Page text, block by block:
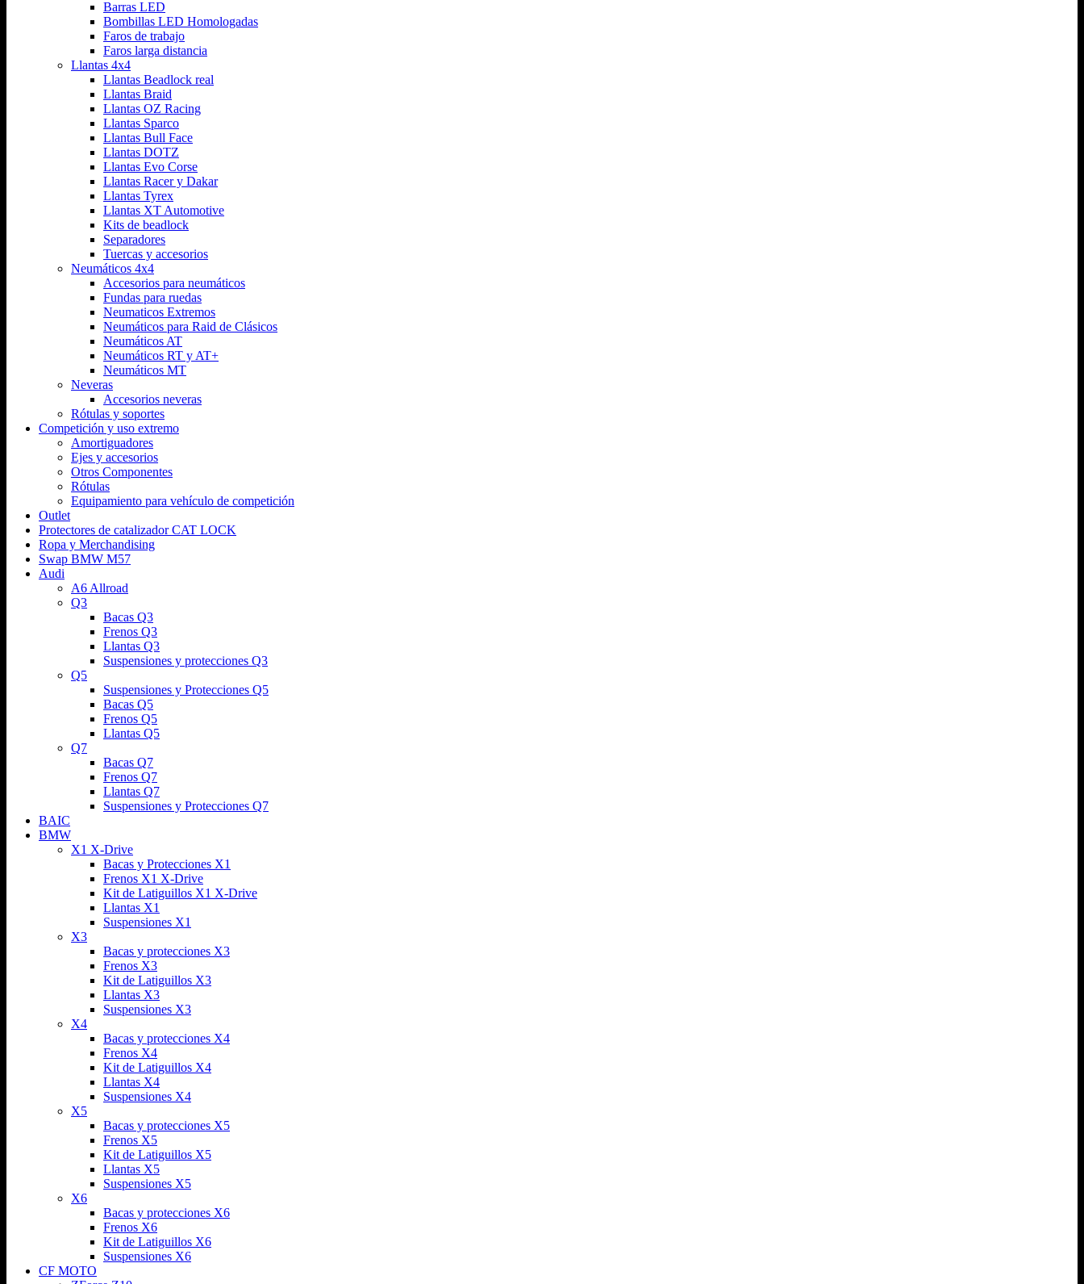
Barras LED
Bombillas LED Homologadas
Faros de trabajo
Faros larga distancia
Llantas 4x4
Llantas Beadlock real
Llantas Braid
Llantas OZ Racing
Llantas Sparco
Llantas Bull Face
Llantas DOTZ
Llantas Evo Corse
Llantas Racer y Dakar
Llantas Tyrex
Llantas XT Automotive
Kits de beadlock
Separadores
Tuercas y accesorios
Neumáticos 4x4
Accesorios para neumáticos
Fundas para ruedas
Neumaticos Extremos
Neumáticos para Raid de Clásicos
Neumáticos AT
Neumáticos RT y AT+
Neumáticos MT
Neveras
Accesorios neveras
Rótulas y soportes
Competición y uso extremo
Amortiguadores
Ejes y accesorios
Otros Componentes
Rótulas
Equipamiento para vehículo de competición
Outlet
Protectores de catalizador CAT LOCK
Ropa y Merchandising
Swap BMW M57
Audi
A6 Allroad
Q3
Bacas Q3
Frenos Q3
Llantas Q3
Suspensiones y protecciones Q3
Q5
Suspensiones y Protecciones Q5
Bacas Q5
Frenos Q5
Llantas Q5
Q7
Bacas Q7
Frenos Q7
Llantas Q7
Suspensiones y Protecciones Q7
BAIC
BMW
X1 X-Drive
Bacas y Protecciones X1
Frenos X1 X-Drive
Kit de Latiguillos X1 X-Drive
Llantas X1
Suspensiones X1
X3
Bacas y protecciones X3
Frenos X3
Kit de Latiguillos X3
Llantas X3
Suspensiones X3
X4
Bacas y protecciones X4
Frenos X4
Kit de Latiguillos X4
Llantas X4
Suspensiones X4
X5
Bacas y protecciones X5
Frenos X5
Kit de Latiguillos X5
Llantas X5
Suspensiones X5
X6
Bacas y protecciones X6
Frenos X6
Kit de Latiguillos X6
Suspensiones X6
CF MOTO